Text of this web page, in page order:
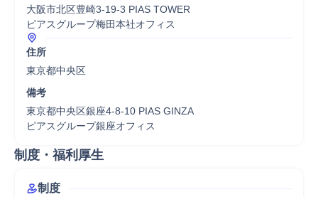
大阪市北区豊崎3-19-3 PIAS TOWER
ピアスグループ梅田本社オフィス
住所
東京都中央区
備考
東京都中央区銀座4-8-10 PIAS GINZA
ピアスグループ銀座オフィス
制度・福利厚生
制度